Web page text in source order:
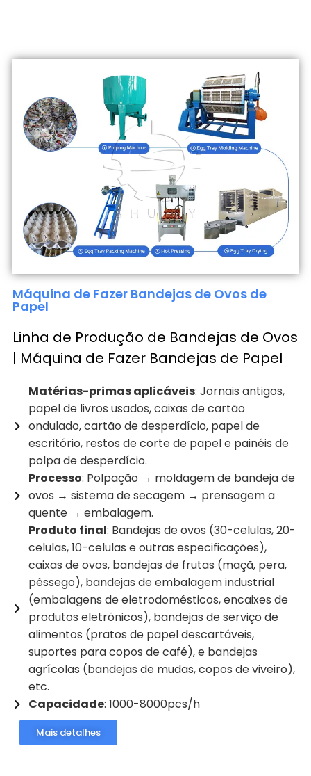
Máquina de Fazer Bandejas de Ovos de
Papel
Linha de Produção de Bandejas de Ovos
| Máquina de Fazer Bandejas de Papel
Matérias-primas aplicáveis: Jornais antigos,
papel de livros usados, caixas de cartão
ondulado, cartão de desperdício, papel de
escritório, restos de corte de papel e painéis de
polpa de desperdício.
Processo: Polpação → moldagem de bandeja de
ovos → sistema de secagem → prensagem a
quente → embalagem.
Produto final: Bandejas de ovos (30-celulas, 20-
celulas, 10-celulas e outras especificações),
caixas de ovos, bandejas de frutas (maçã, pera,
pêssego), bandejas de embalagem industrial
(embalagens de eletrodomésticos, encaixes de
produtos eletrônicos), bandejas de serviço de
alimentos (pratos de papel descartáveis,
suportes para copos de café), e bandejas
agrícolas (bandejas de mudas, copos de viveiro),
etc.
Capacidade: 1000-8000pcs/h
Mais detalhes